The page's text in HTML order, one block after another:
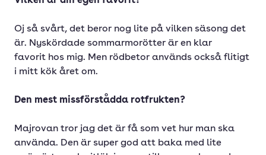
Oj så svårt, det beror nog lite på vilken säsong det
är. Nyskördade sommarmorötter är en klar
favorit hos mig. Men rödbetor används också flitigt
i mitt kök året om.
Den mest missförstådda rotfrukten?
Majrovan tror jag det är få som vet hur man ska
använda. Den är super god att baka med lite